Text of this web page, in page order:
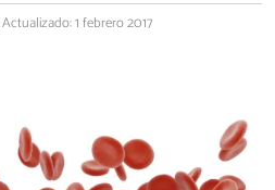
Actualizado: 1 febrero 2017